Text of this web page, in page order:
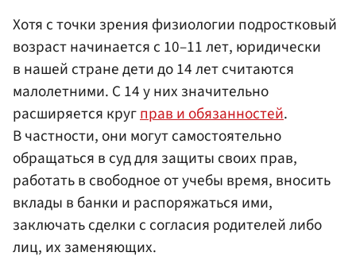
Хотя с точки зрения физиологии подростковый
возраст начинается с 10–11 лет, юридически
в нашей стране дети до 14 лет считаются
малолетними. С 14 у них значительно
расширяется кругправ и обязанностей.
В частности, они могут самостоятельно
обращаться в суд для защиты своих прав,
работать в свободное от учебы время, вносить
вклады в банки и распоряжаться ими,
заключать сделки с согласия родителей либо
лиц, их заменяющих.